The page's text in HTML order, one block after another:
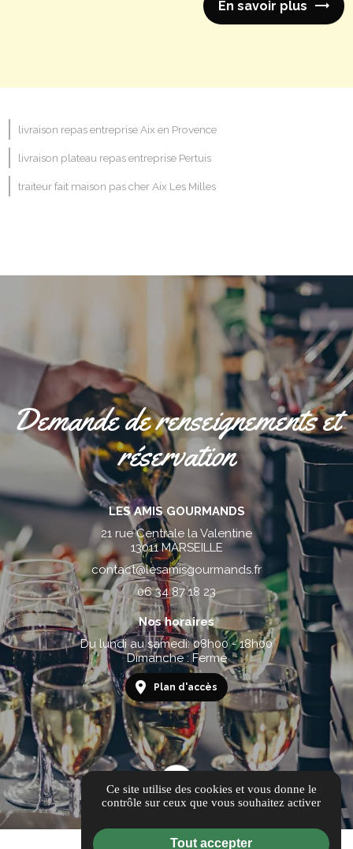
En savoir plus
livraison repas entreprise Aix en Provence
livraison plateau repas entreprise Pertuis
traiteur fait maison pas cher Aix Les Milles
Demande de renseignements et
réservation
LES AMIS GOURMANDS
21 rue Centrale la Valentine
13011 MARSEILLE
contact@lesamisgourmands.fr
06 34 87 18 23
Nos horaires
Du lundi au samedi: 08h00 - 18h00
Dimanche : Fermé
Plan d'accès
Ce site utilise des cookies et vous donne le
contrôle sur ceux que vous souhaitez activer
Tout accepter